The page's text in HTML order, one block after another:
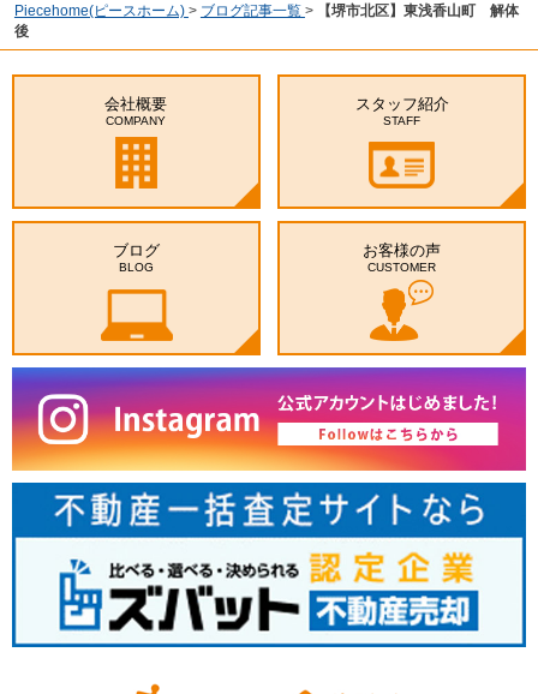
Piecehome(ピースホーム) > ブログ記事一覧 >
【堺市北区】東浅香山町 解体
後
会社概要
COMPANY
スタッフ紹介
STAFF
ブログ
BLOG
お客様の声
CUSTOMER